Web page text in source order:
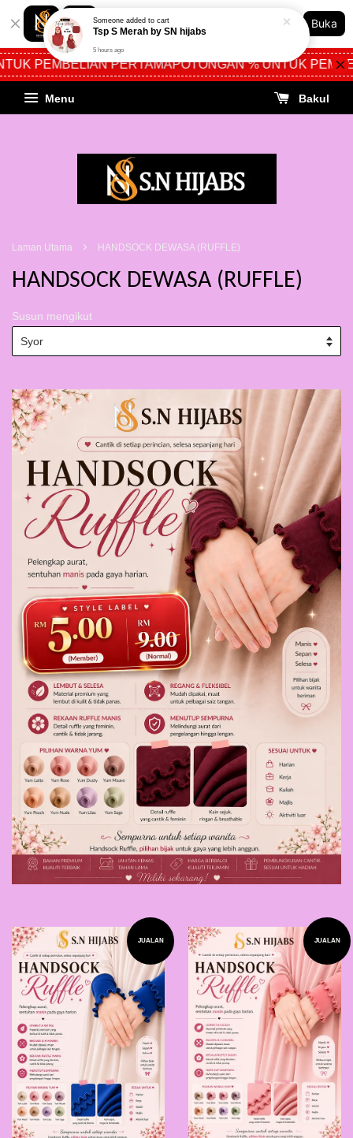
Shopping: Jejak Pesanan Anda
Kedai Dipercayai Anda
Buka
PEMBELIAN PERTAMAPOTONGAN % UNTUK
Menu Bakul
Laman Utama › HANDSOCK DEWASA (RUFFLE)
HANDSOCK DEWASA (RUFFLE)
Susun mengikut
JUALAN JUALAN